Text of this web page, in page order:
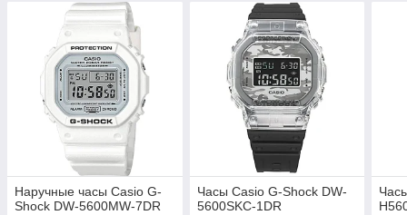
Наручные часы Casio G-
Shock DW-5600MW-7DR
Часы Casio G-Shock DW-
5600SKC-1DR